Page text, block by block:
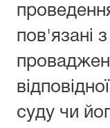
пов'язані
суду чи